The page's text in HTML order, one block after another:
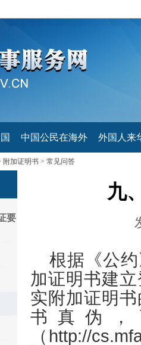
中国公民在海外 外国人来
附加证明书 > 常见问答
要
九
根据《公
加证明书建
实附加证明
书真伪
（http://